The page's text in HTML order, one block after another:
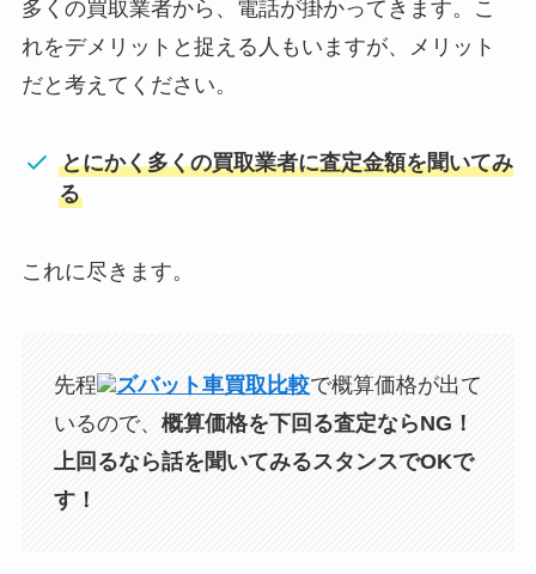
多くの買取業者から、電話が掛かってきます。こ
れをデメリットと捉える人もいますが、メリット
だと考えてください。
とにかく多くの買取業者に査定金額を聞いてみ
る
これに尽きます。
先程 ズバット車買取比較で概算価格が出て
いるので、 概算価格を下回る査定ならNG！
上回るなら話を聞いてみるスタンスでOKで
す！